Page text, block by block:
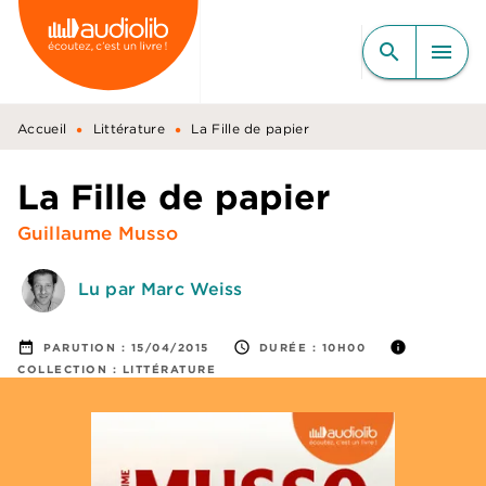
MENU RECHERCHE
CONTENU
PIED DE PAGE
search menu
Accueil • Littérature • La Fille de papier
La Fille de papier
Guillaume Musso
Lu par Marc Weiss
date_range PARUTION : 15/04/2015 access_time DURÉE : 10H00 info
COLLECTION : LITTÉRATURE